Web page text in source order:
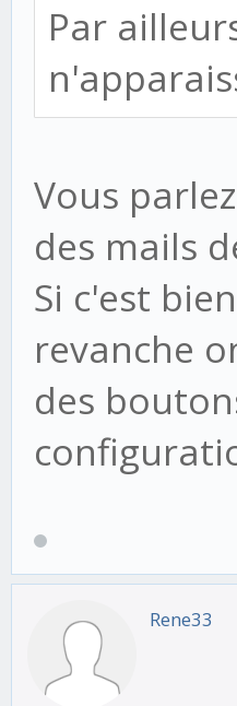
Par
Vous
des mails
Si c'est
revanche
des
Rene33